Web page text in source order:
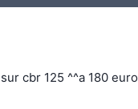
cbr 125 ^^a 180 euro